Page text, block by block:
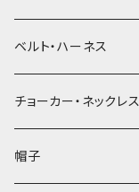
ベルト・ハーネス
チョーカー・ネックレス
帽子